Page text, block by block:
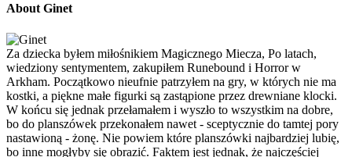
About Ginet
Za dziecka byłem miłośnikiem Magicznego Miecza, Po latach,
wiedziony sentymentem, zakupiłem Runebound i Horror w
Arkham. Początkowo nieufnie patrzyłem na gry, w których nie ma
kostki, a piękne małe figurki są zastąpione przez drewniane klocki.
W końcu się jednak przełamałem i wyszło to wszystkim na dobre,
bo do planszówek przekonałem nawet - sceptycznie do tamtej pory
nastawioną - żonę. Nie powiem które planszówki najbardziej lubię,
bo inne mogłyby się obrazić. Faktem jest jednak, że najczęściej